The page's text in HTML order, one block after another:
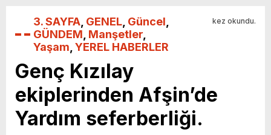
3. SAYFA GENEL Güncel
GÜNDEM Manşetler
Yaşam YEREL HABERLER
kez okundu.
Genç Kızılay
ekiplerinden Afşin’de
Yardım seferberliği.